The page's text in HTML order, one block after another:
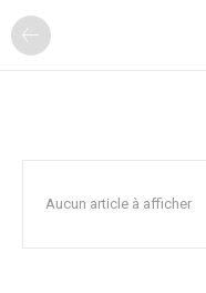
Aucun article à afficher